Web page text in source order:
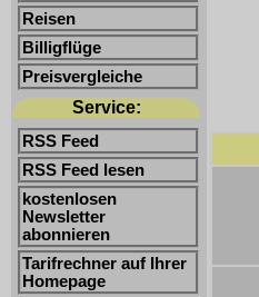
Reisen
Billigflüge
Preisvergleiche
Service:
RSS Feed
RSS Feed lesen
kostenlosen
Newsletter
abonnieren
Tarifrechner auf Ihrer
Homepage